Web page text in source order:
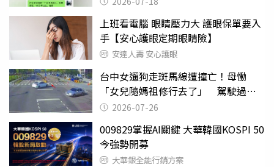
上班看電腦 眼睛壓力大 護眼保單要入
手【安心護眼定期眼睛險】
安達人壽 安心護眼
台中女遛狗走斑馬線遭撞亡！母慟
「女兒隨媽祖修行去了」 駕駛過失
致死判9月
2026-07-26
009829掌握AI關鍵 大華韓國KOSPI 50
今強勢開募
大華銀全能行銷方案